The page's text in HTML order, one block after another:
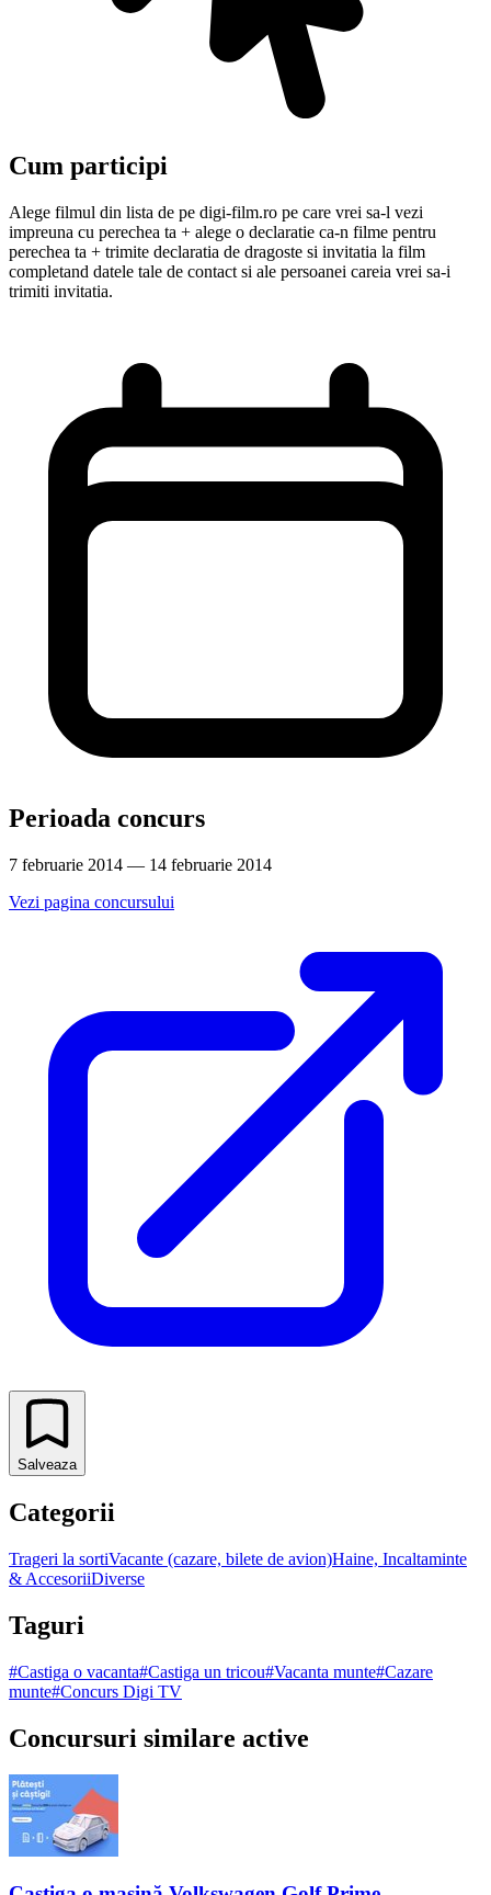
Cum participi
Alege filmul din lista de pe digi-film.ro pe care vrei sa-l vezi
impreuna cu perechea ta + alege o declaratie ca-n filme pentru
perechea ta + trimite declaratia de dragoste si invitatia la film
completand datele tale de contact si ale persoanei careia vrei sa-i
trimiti invitatia.
Perioada concurs
7 februarie 2014 — 14 februarie 2014
Vezi pagina concursului
Salveaza
Categorii
Trageri la sortiVacante (cazare, bilete de avion)Haine, Incaltaminte
& AccesoriiDiverse
Taguri
#Castiga o vacanta#Castiga un tricou#Vacanta munte#Cazare
munte#Concurs Digi TV
Concursuri similare active